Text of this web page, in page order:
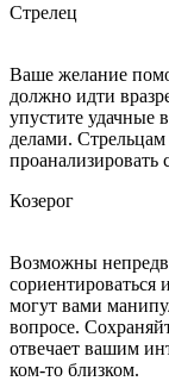
Стрелец
Ваше желание
должно идти
упустите удачные
делами. Стрельцам
проанализировать
Козерог
Возможны
могут вами
вопросе.
отвечает вашим
ком-то близком.